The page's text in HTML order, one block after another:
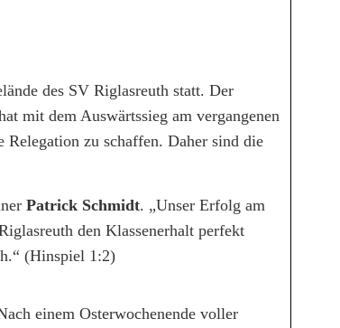
des SV Riglasreuth statt. Der
mit dem Auswärtssieg am vergangenen
Relegation zu schaffen. Daher sind die
Patrick Schmidt. „Unser Erfolg am
den Klassenerhalt perfekt
(Hinspiel 1:2)
einem Osterwochenende voller